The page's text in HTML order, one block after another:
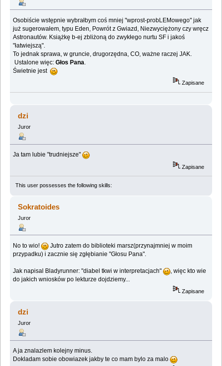
Osobiście wstępnie wybrałbym coś mniej "wprost-probLEMowego" jak
już sugerowałem, typu Eden, Powrót z Gwiazd, Niezwyciężony czy wręcz
Astronautów. Książkę b-ej zbliżoną do zwykłego nurtu SF i jakoś
"łatwiejszą".
To jednak sprawa, w gruncie, drugorzędna, CO, ważne raczej JAK.
Ustalone więc:Głos Pana.
Świetnie jest
Zapisane
dzi
Juror
Ja tam lubie "trudniejsze"
Zapisane
This user possesses the following skills:
Sokratoides
Juror
No to wio!
Jutro zatem do biblioteki marsz(przynajmniej w moim
przypadku) i zacznie się zgłębianie "Głosu Pana".
Jak napisal Bladyrunner: "diabel tkwi w interpretacjach"
, więc kto wie
do jakich wniosków po lekturze dojdziemy...
Zapisane
dzi
Juror
A ja znalazlem kolejny minus.
Dokladam sobie obowiazek jakby te co mam bylo za malo